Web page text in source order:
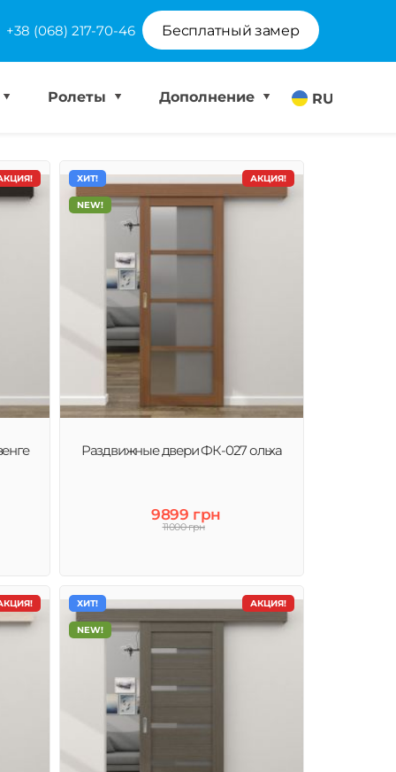
+38 (068) 217-70-46 Бесплатный замер
RU
Ролеты Дополнение
АКЦИЯ!
ХИТ!
NEW!
Раздвижные двери ФК-027 ольха
9899 грн
11000 грн
АКЦИЯ!
ХИТ!
NEW!